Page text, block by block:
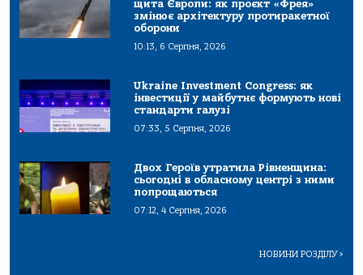
щита Європи: як проєкт «Фрея»
змінює архітектуру протиракетної
оборони
10:13, 6 Серпня, 2026
Ukraine Investment Congress: як
інвестиції у майбутнє формують нові
стандарти галузі
07:33, 5 Серпня, 2026
Двох Героїв утратила Рівненщина:
сьогодні в обласному центрі з ними
попрощаються
07:12, 4 Серпня, 2026
НОВИНИ РОЗДІЛУ>